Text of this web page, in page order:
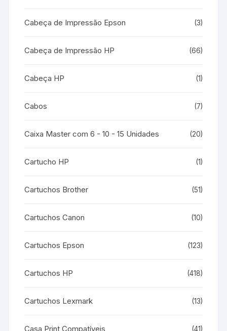
Cabeça de Impressão Epson (3)
Cabeça de Impressão HP (66)
Cabeça HP (1)
Cabos (7)
Caixa Master com 6 - 10 - 15 Unidades (20)
Cartucho HP (1)
Cartuchos Brother (51)
Cartuchos Canon (10)
Cartuchos Epson (123)
Cartuchos HP (418)
Cartuchos Lexmark (13)
Casa Print Compatíveis (41)